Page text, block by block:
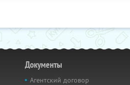
Документы
Агентский договор